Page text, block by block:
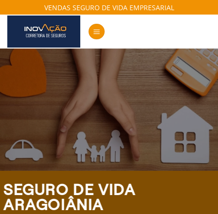
to
content
VENDAS SEGURO DE VIDA EMPRESARIAL
SEGURO DE VIDA
ARAGOIÂNIA